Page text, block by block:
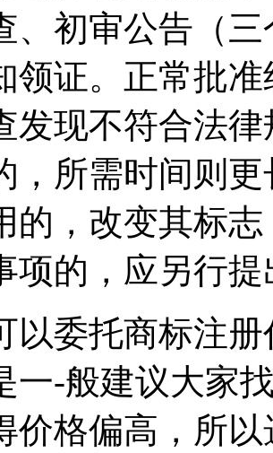
、初审公告（
领证。正常批
发现不符合法
，所需时间则
的，改变其标
项的，应另行
以委托商标注
一-般建议大家
价格偏高，所